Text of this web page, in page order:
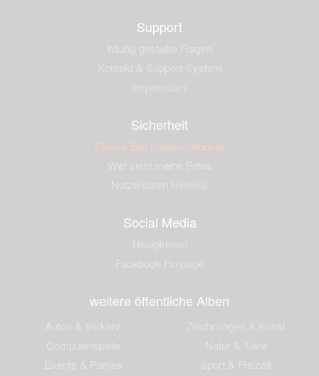
Support
Sicherheit
Dieses Bild melden (Abuse)
Social Media
weitere öffentliche Alben